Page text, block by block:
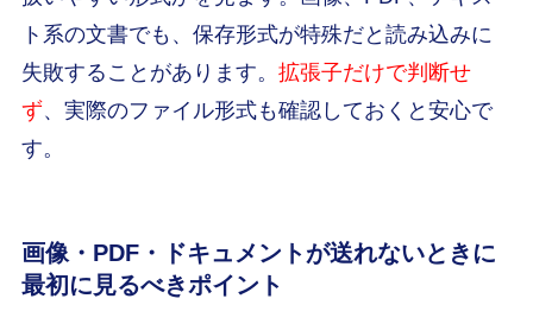
ト系の文書でも、保存形式が特殊だと読み込みに
失敗することがあります。 拡張子だけで判断せ
ず、実際のファイル形式も確認しておくと安心で
す。
画像・PDF・ドキュメントが送れないときに
最初に見るべきポイント